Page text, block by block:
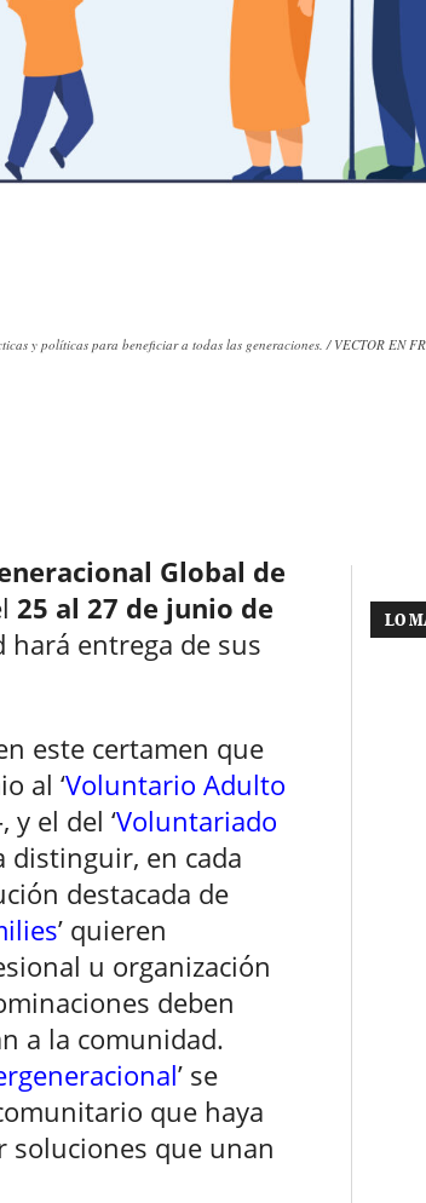
y políticas para beneficiar a todas las generaciones. / VECTOR EN
Global de
25 al 27 de junio de
hará entrega de sus
este certamen que
al ‘Voluntario Adulto
y el del ‘Voluntariado
distinguir, en cada
destacada de
’ quieren
u organización
deben
a la comunidad.
’ se
que haya
soluciones que unan
LO